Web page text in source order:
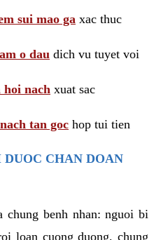
sui mao ga xac thuc
o dau dich vu tuyet voi
hoi nach xuat sac
tan goc hop tui tien
CHAN DOAN
chung benh nhan: nguoi bi
loan cuong duong, chung